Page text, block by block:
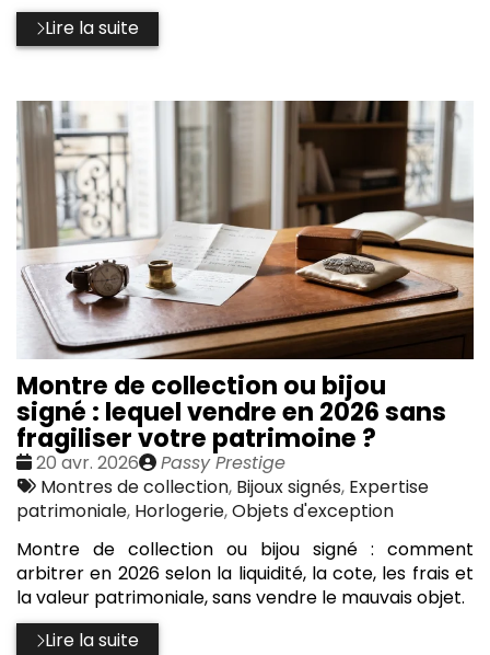
Lire la suite
Montre de collection ou bijou
signé : lequel vendre en 2026 sans
fragiliser votre patrimoine ?
Date
:
20 avr. 2026
Publié
par
Passy Prestige
Tags
:
Montres de collection, Bijoux signés, Expertise
patrimoniale, Horlogerie,Objets d'exception
Montre de collection ou bijou signé : comment
arbitrer en 2026 selon la liquidité, la cote, les frais et
la valeur patrimoniale, sans vendre le mauvais objet.
Lire la suite